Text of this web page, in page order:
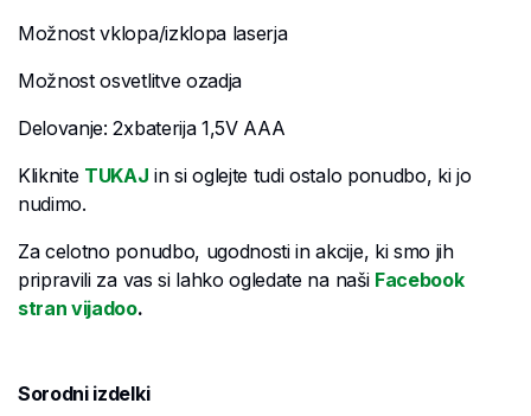
Možnost vklopa/izklopa laserja
Možnost osvetlitve ozadja
Delovanje: 2xbaterija 1,5V AAA
Kliknite TUKAJ in si oglejte tudi ostalo ponudbo, ki jo
nudimo.
Za celotno ponudbo, ugodnosti in akcije, ki smo jih
pripravili za vas si lahko ogledate na naši Facebook
stran vijadoo.
Sorodni izdelki